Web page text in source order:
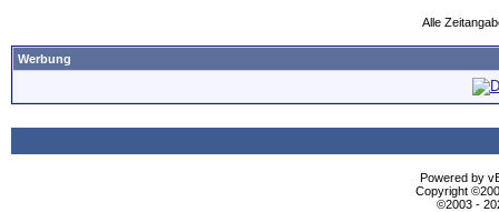
Alle
Werbung
Powered by
Copyright
©2003 -